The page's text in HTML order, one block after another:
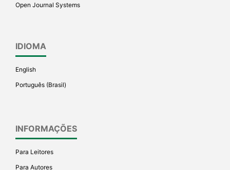
Open Journal Systems
IDIOMA
English
Português (Brasil)
INFORMAÇÕES
Para Leitores
Para Autores